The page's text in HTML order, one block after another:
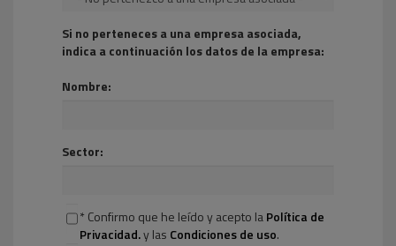
Si no perteneces a una empresa asociada,
indica a continuación los datos de la empresa:
Nombre:
Sector:
* Confirmo que he leído y acepto laPolítica de
Privacidad.y las Condiciones de uso.